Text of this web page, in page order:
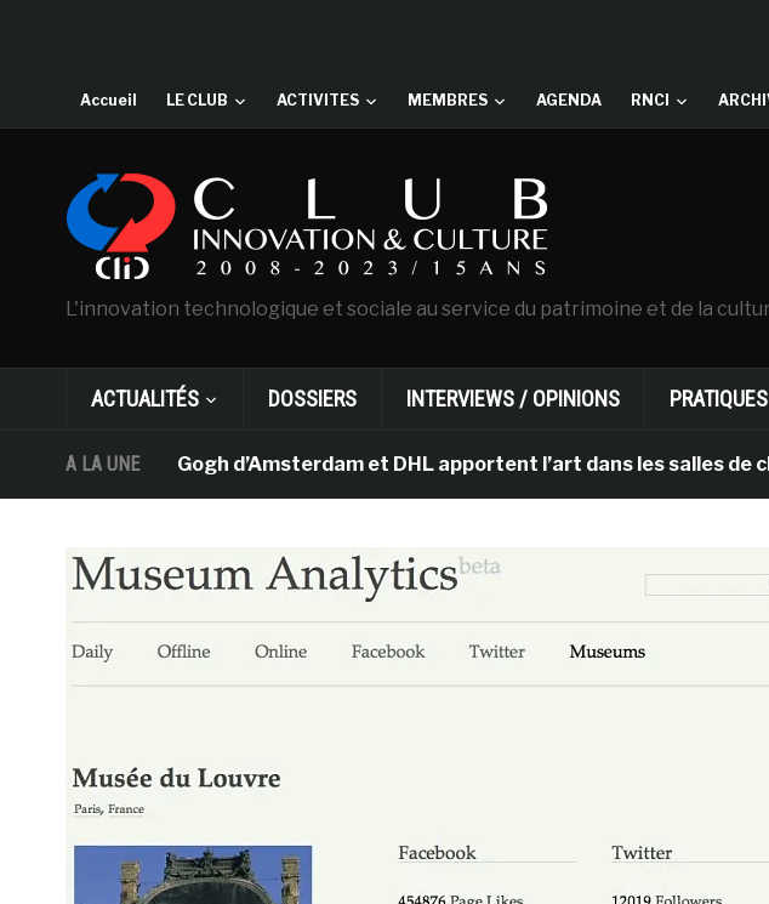
Accueil LE CLUB ACTIVITES MEMBRES AGENDA RNCI
L'innovation technologique et sociale au service du patrimoine et de la
ACTUALITÉS DOSSIERS INTERVIEWS / OPINIONS PRATIQUES
A LA UNE
Van Gogh d’Amsterdam et DHL apportent l’art dans les salles de classe